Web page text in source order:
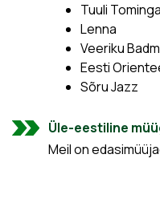
Tuuli
Lenna
Veeriku
Eesti
Sõru Jazz
Üle-eestiline
Meil on